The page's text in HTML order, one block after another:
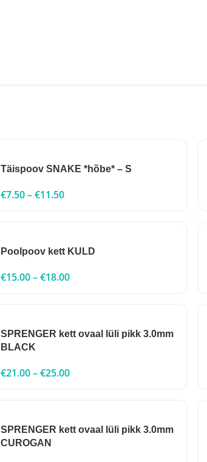
Täispoov SNAKE *hõbe* – S
€7.50–€11.50
Poolpoov kett KULD
€15.00–€18.00
SPRENGER kett ovaal lüli pikk 3.0mm
BLACK
€21.00–€25.00
SPRENGER kett ovaal lüli pikk 3.0mm
CUROGAN